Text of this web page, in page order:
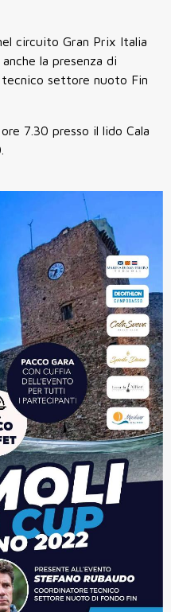
circuito Gran Prix Italia
la presenza di
settore nuoto Fin
7.30 presso il lido Cala